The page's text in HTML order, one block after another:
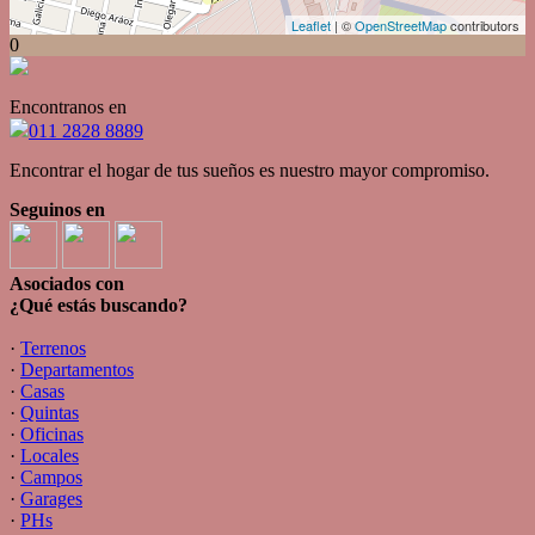
Leaflet | ©OpenStreetMapcontributors
0
Encontranos en
011 2828 8889
Encontrar el hogar de tus sueños es nuestro mayor compromiso.
Seguinos en
Asociados con
¿Qué estás buscando?
· Terrenos
· Departamentos
· Casas
· Quintas
· Oficinas
· Locales
· Campos
· Garages
· PHs